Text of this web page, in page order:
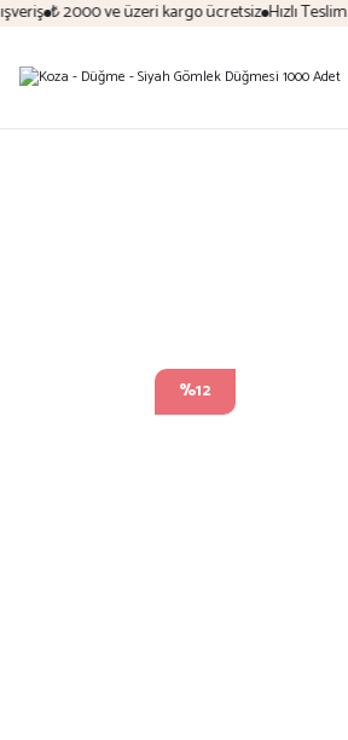
₺ 2000 ve üzeri kargo ücretsiz Hızlı Teslimat
%12